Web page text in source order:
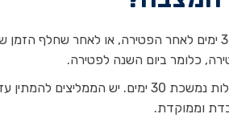
הטקס של גילוי המצבה לרוב נערך לאחר תקופת האבל, בדרך כלל 30 ימים לאחר הפטירה,
כלומר ביום השנה לפטירה.
ההסבר לתקופה של 30 יום טמון במנהגים דתיים ותנ"כיים, בהם האבלות
וממוקדת.